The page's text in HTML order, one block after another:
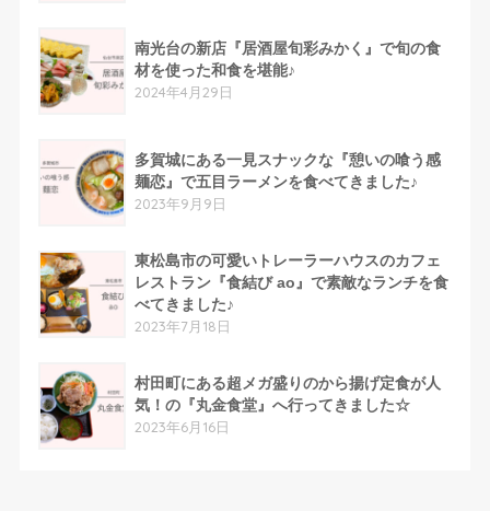
南光台の新店『居酒屋旬彩みかく』で旬の食
材を使った和食を堪能♪
2024年4月29日
多賀城にある一見スナックな『憩いの喰う感
麺恋』で五目ラーメンを食べてきました♪
2023年9月9日
東松島市の可愛いトレーラーハウスのカフェ
レストラン『食結び ao』で素敵なランチを食
べてきました♪
2023年7月18日
村田町にある超メガ盛りのから揚げ定食が人
気！の『丸金食堂』へ行ってきました☆
2023年6月16日